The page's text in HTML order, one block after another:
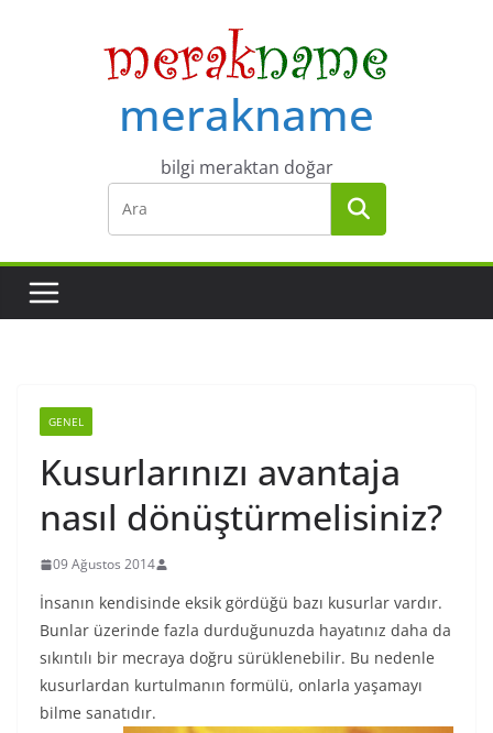
merakname
bilgi meraktan doğar
GENEL
Kusurlarınızı avantaja
nasıl dönüştürmelisiniz?
09 Ağustos 2014
İnsanın kendisinde eksik gördüğü bazı kusurlar vardır.
Bunlar üzerinde fazla durduğunuzda hayatınız daha da
sıkıntılı bir mecraya doğru sürüklenebilir. Bu nedenle
kusurlardan kurtulmanın formülü, onlarla yaşamayı
bilme sanatıdır.